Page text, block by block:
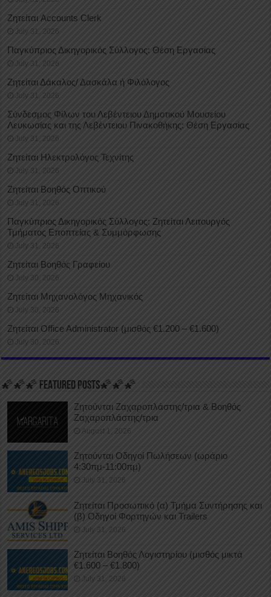
Ζητείται Accounts Clerk
July 31, 2026
Παγκύπριος Δικηγορικός Σύλλογος: Θέση Εργασίας
July 31, 2026
Ζητείται Δάκαλος/ Δασκάλα ή Φιλόλογος
July 31, 2026
Σύνδεσμος Φίλων του Λεβέντειου Δημοτικού Μουσείου
Λευκωσίας και της Λεβέντειου Πινακοθήκης: Θέση Εργασίας
July 31, 2026
Ζητείται Ηλεκτρολόγος Τεχνίτης
July 31, 2026
Ζητείται Βοηθός Οπτικού
July 31, 2026
Παγκύπριος Δικηγορικός Σύλλογος: Ζητείται Λειτουργός
Τμήματος Εποπτείας & Συμμόρφωσης
July 31, 2026
Ζητείται Βοηθός Γραφείου
July 30, 2026
Ζητείται Μηχανολόγος Μηχανικός
July 30, 2026
Ζητείται Office Administrator (μισθός €1.200 – €1.600)
July 30, 2026
🌠🌠🌠 FEATURED POSTS🌠🌠🌠
Ζητούνται Ζαχαροπλάστης/τρια & Βοηθός
Ζαχαροπλάστης/τρια
August 1, 2026
Ζητούνται Οδηγοί Πωλήσεων (ωράριο
4:30πμ-11:00πμ)
July 31, 2026
Ζητείται Προσωπικό (α) Τμήμα Συντήρησης και
(β) Οδηγοί Φορτηγών και Trailers
July 31, 2026
Ζητείται Βοηθός Λογιστηρίου (μισθός μικτά
€1.600 – €1.800)
July 31, 2026